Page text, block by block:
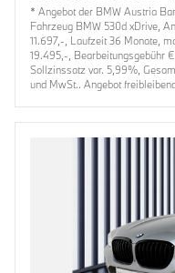
* Angebot der BMW Austria
Fahrzeug BMW 530d xDrive,
11.697,-, Laufzeit 36 Monate,
19.495,-, Bearbeitungsgebühr
Sollzinssatz var. 5,99%,
und MwSt.. Angebot